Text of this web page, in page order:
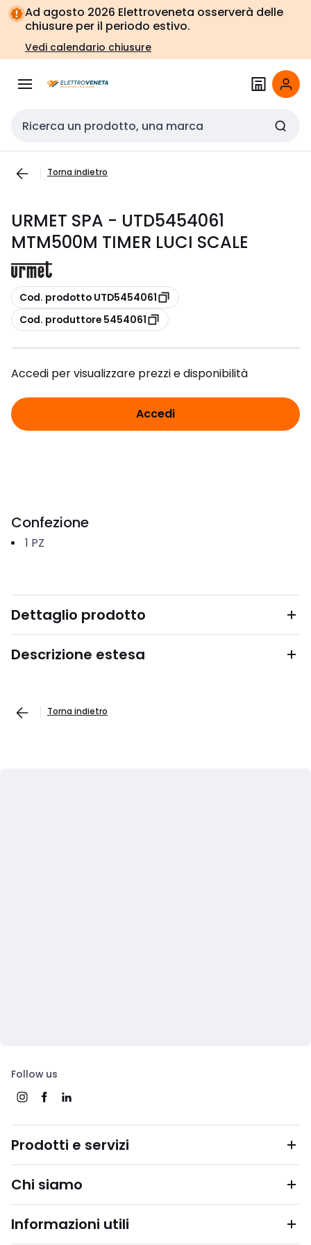
Vai alla
navigazione
Vai
alla
pagina
Ad agosto 2026 Elettroveneta osserverà delle
chiusure per il periodo estivo.
Vedi calendario chiusure
Cerca input
Torna indietro
URMET SPA - UTD5454061
MTM500M TIMER LUCI SCALE
copia
Cod. prodotto UTD5454061
copia
Cod. produttore 5454061
Accedi per visualizzare prezzi e disponibilità
Accedi
Confezione
1 PZ
Dettaglio prodotto
Descrizione estesa
Torna indietro
Follow us
Prodotti e servizi
Chi siamo
Informazioni utili